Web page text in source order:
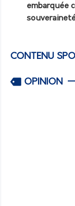
embarquée
CONTENU
OPINION